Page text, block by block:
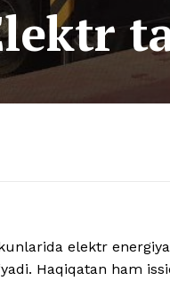
elektr
Haqiqatan ham